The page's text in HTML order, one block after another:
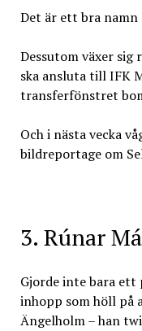
Det är ett bra namn
Dessutom växer
ska ansluta till IFK
transferfönstret
Och i nästa vecka
bildreportage om
3. Rúnar
Gjorde inte bara
inhopp som höll på
Ängelholm – han